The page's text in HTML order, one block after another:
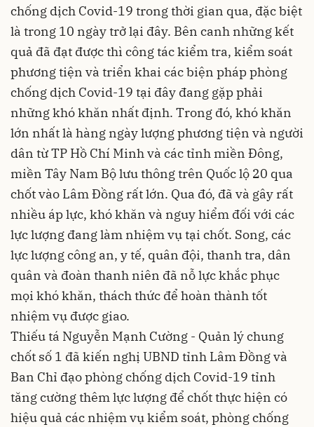
chống dịch Covid-19 trong thời gian qua, đặc biệt
là trong 10 ngày trở lại đây. Bên canh những kết
quả đã đạt được thì công tác kiểm tra, kiểm soát
phương tiện và triển khai các biện pháp phòng
chống dịch Covid-19 tại đây đang gặp phải
những khó khăn nhất định. Trong đó, khó khăn
lớn nhất là hàng ngày lượng phương tiện và người
dân từ TP Hồ Chí Minh và các tỉnh miền Đông,
miền Tây Nam Bộ lưu thông trên Quốc lộ 20 qua
chốt vào Lâm Đồng rất lớn. Qua đó, đã và gây rất
nhiều áp lực, khó khăn và nguy hiểm đối với các
lực lượng đang làm nhiệm vụ tại chốt. Song, các
lực lượng công an, y tế, quân đội, thanh tra, dân
quân và đoàn thanh niên đã nỗ lực khắc phục
mọi khó khăn, thách thức để hoàn thành tốt
nhiệm vụ được giao.
Thiếu tá Nguyễn Mạnh Cường - Quản lý chung
chốt số 1 đã kiến nghị UBND tỉnh Lâm Đồng và
Ban Chỉ đạo phòng chống dịch Covid-19 tỉnh
tăng cường thêm lực lượng để chốt thực hiện có
hiệu quả các nhiệm vụ kiểm soát, phòng chống